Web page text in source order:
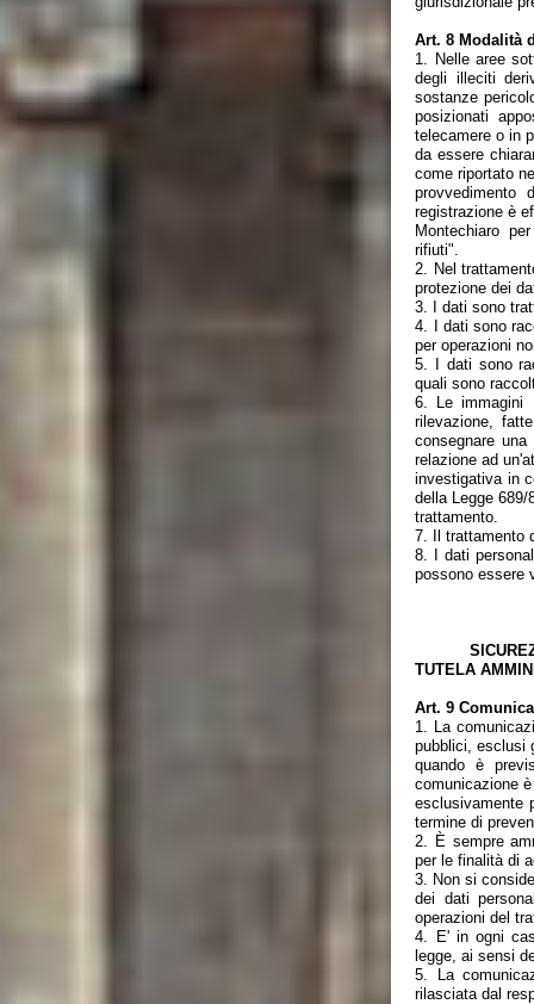
Art. 8 Modalità
1. Nelle aree
degli illeciti
sostanze
posizionati
telecamere o in
da essere
come riportato
registrazione è
Montechiaro
rifiuti".
2. Nel
protezione dei
3. I dati sono
4. I dati sono
per operazioni
5. I dati sono
quali sono
6. Le immagini
rilevazione,
consegnare
relazione ad
investigativa in
della Legge
trattamento.
7. Il trattamento
8. I dati
possono essere
SICUREZZA
TUTELA
Art. 9
1. La
pubblici, esclusi
quando è
comunicazione
esclusivamente
termine di
2. È sempre
per le finalità di
3. Non si
dei dati
operazioni del
4. E' in ogni
legge, ai sensi
5. La
rilasciata dal